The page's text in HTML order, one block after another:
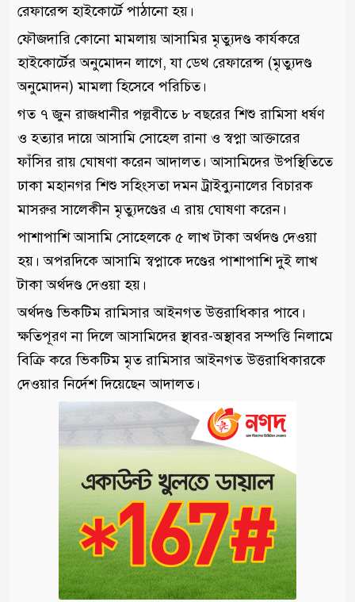
রেফারেন্স হাইকোর্টে পাঠানো হয়।
ফৌজদারি কোনো মামলায় আসামির মৃত্যুদণ্ড কার্যকরে
হাইকোর্টের অনুমোদন লাগে, যা ডেথ রেফারেন্স (মৃত্যুদণ্ড
অনুমোদন) মামলা হিসেবে পরিচিত।
গত ৭ জুন রাজধানীর পল্লবীতে ৮ বছরের শিশু রামিসা ধর্ষণ
ও হত্যার দায়ে আসামি সোহেল রানা ও স্বপ্না আক্তারের
ফাঁসির রায় ঘোষণা করেন আদালত। আসামিদের উপস্থিতিতে
ঢাকা মহানগর শিশু সহিংসতা দমন ট্রাইব্যুনালের বিচারক
মাসরুর সালেকীন মৃত্যুদণ্ডের এ রায় ঘোষণা করেন।
পাশাপাশি আসামি সোহেলকে ৫ লাখ টাকা অর্থদণ্ড দেওয়া
হয়। অপরদিকে আসামি স্বপ্নাকে দণ্ডের পাশাপাশি দুই লাখ
টাকা অর্থদণ্ড দেওয়া হয়।
অর্থদণ্ড ভিকটিম রামিসার আইনগত উত্তরাধিকার পাবে।
ক্ষতিপূরণ না দিলে আসামিদের স্থাবর-অস্থাবর সম্পত্তি নিলামে
বিক্রি করে ভিকটিম মৃত রামিসার আইনগত উত্তরাধিকারকে
দেওয়ার নির্দেশ দিয়েছেন আদালত।